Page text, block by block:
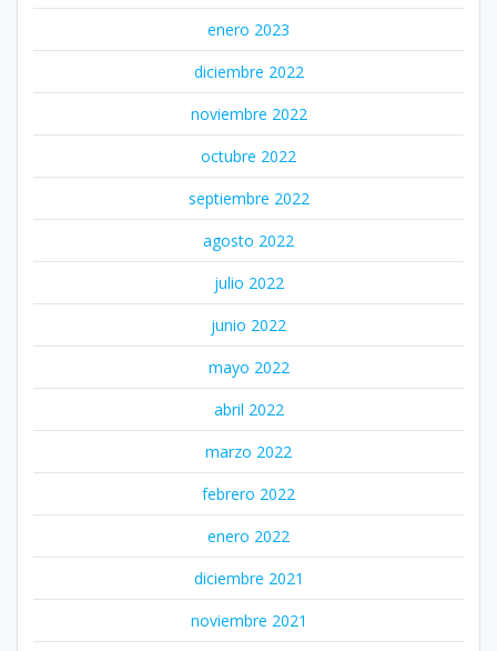
enero 2023
diciembre 2022
noviembre 2022
octubre 2022
septiembre 2022
agosto 2022
julio 2022
junio 2022
mayo 2022
abril 2022
marzo 2022
febrero 2022
enero 2022
diciembre 2021
noviembre 2021